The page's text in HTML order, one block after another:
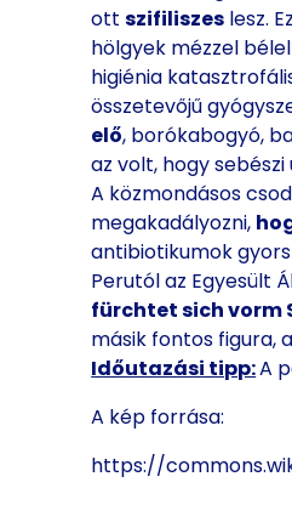
ottszifiliszes lesz.
hölgyek mézzel
higiénia
összetevőjű
elő, borókabogyó,
az volt, hogy
A közmondásos
megakadályozni,
antibiotikumok
Perutól az Egyesült
fürchtet sich vorm
másik fontos figura,
Időutazási tipp:A
A kép forrása:
https://